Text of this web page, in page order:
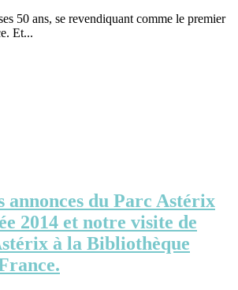
50 ans, se revendiquant comme le premier
Et...
annonces du Parc Astérix
2014 et notre visite de
à la Bibliothèque